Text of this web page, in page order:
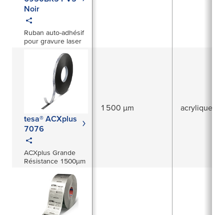
Noir
Ruban auto-adhésif
pour gravure laser
tesa® ACXplus
7076
ACXplus Grande
Résistance 1500μm
1 500 µm acrylique